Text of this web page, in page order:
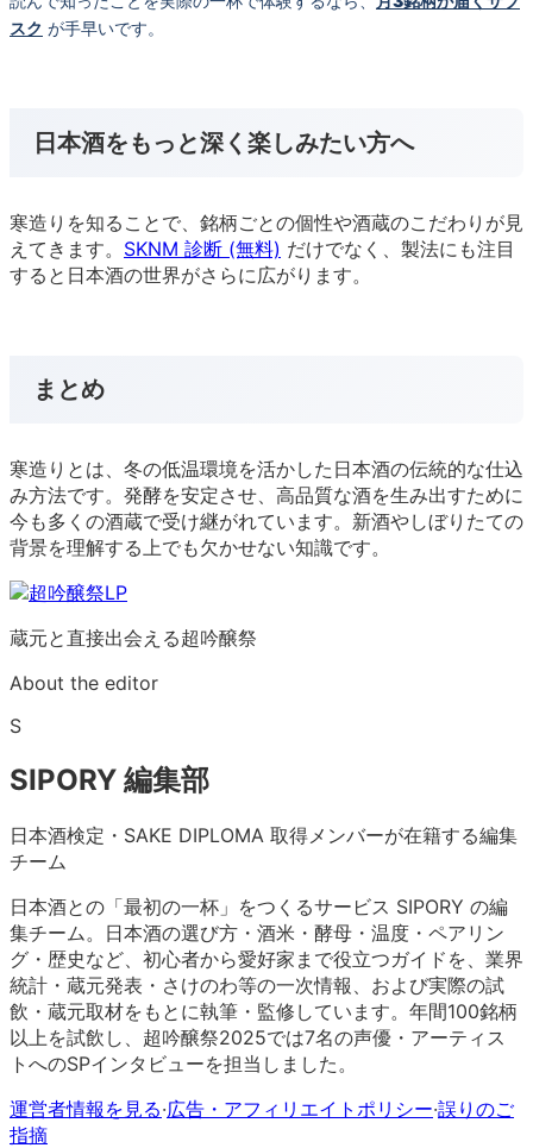
スク が手早いです。
日本酒をもっと深く楽しみたい方へ
寒造りを知ることで、銘柄ごとの個性や酒蔵のこだわりが見
えてきます。 SKNM 診断 (無料) だけでなく、製法にも注目
すると日本酒の世界がさらに広がります。
まとめ
寒造りとは、冬の低温環境を活かした日本酒の伝統的な仕込
み方法です。発酵を安定させ、高品質な酒を生み出すために
今も多くの酒蔵で受け継がれています。新酒やしぼりたての
背景を理解する上でも欠かせない知識です。
蔵元と直接出会える超吟醸祭
About the editor
S
SIPORY 編集部
日本酒検定・SAKE DIPLOMA 取得メンバーが在籍する編集
チーム
日本酒との「最初の一杯」をつくるサービス SIPORY の編
集チーム。日本酒の選び方・酒米・酵母・温度・ペアリン
グ・歴史など、初心者から愛好家まで役立つガイドを、業界
統計・蔵元発表・さけのわ等の一次情報、および実際の試
飲・蔵元取材をもとに執筆・監修しています。年間100銘柄
以上を試飲し、超吟醸祭2025では7名の声優・アーティス
トへのSPインタビューを担当しました。
運営者情報を見る·広告・アフィリエイトポリシー·誤りのご
指摘